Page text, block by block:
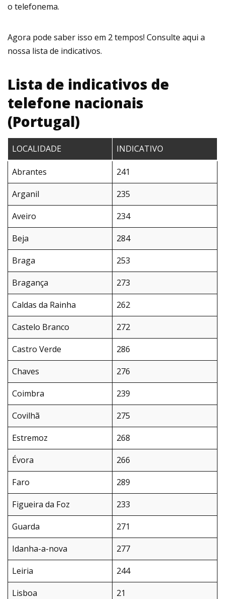
o telefonema.
Agora pode saber isso em 2 tempos! Consulte aqui a
nossa lista de indicativos.
Lista de indicativos de
telefone nacionais
(Portugal)
LOCALIDADE INDICATIVO
Abrantes
241
Arganil
235
Aveiro
234
Beja
284
Braga
253
Bragança
273
Caldas da Rainha
262
Castelo Branco
272
Castro Verde
286
Chaves
276
Coimbra
239
Covilhã
275
Estremoz
268
Évora
266
Faro
289
Figueira da Foz
233
Guarda
271
Idanha-a-nova
277
Leiria
244
Lisboa
21